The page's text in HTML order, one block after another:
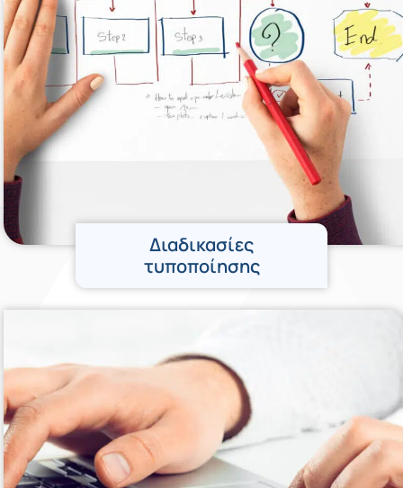
Διαδικασίες
τυποποίησης